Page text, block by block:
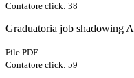
Contatore click: 38
Graduatoria job shadowing
File PDF
Contatore click: 59